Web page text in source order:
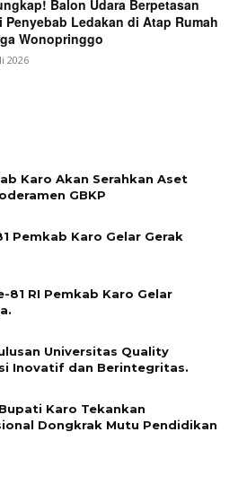
Balon Udara Berpetasan
Penyebab Ledakan di Atap Rumah
Wonopringgo
2026
Karo Akan Serahkan Aset
GBKP
Pemkab Karo Gelar Gerak
81 RI Pemkab Karo Gelar
Universitas Quality
Inovatif dan Berintegritas.
Karo Tekankan
Dongkrak Mutu Pendidikan